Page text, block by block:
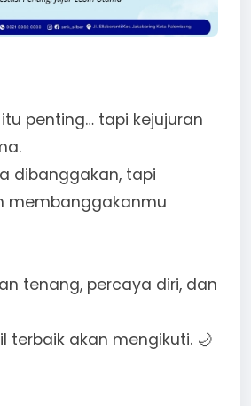
penting… tapi kejujuran
dibanggakan, tapi
membanggakanmu
tenang, percaya diri, dan
terbaik akan mengikuti. 🌙